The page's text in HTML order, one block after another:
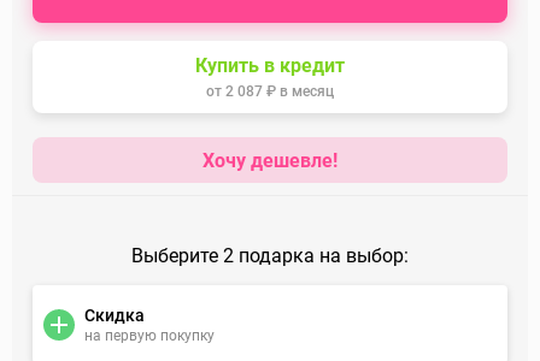
Купить в кредит
от 2 087 ₽ в месяц
Хочу дешевле!
Выберите 2 подарка на выбор:
Скидка
на первую покупку